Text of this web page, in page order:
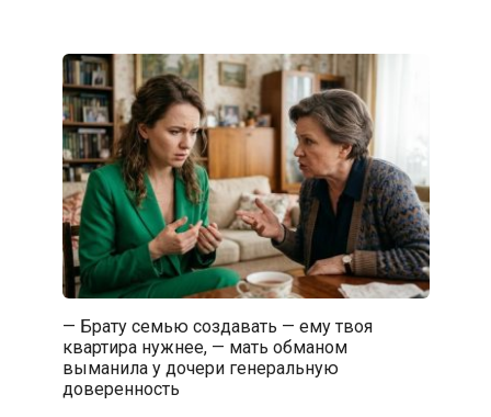
— Брату семью создавать — ему твоя
квартира нужнее, — мать обманом
выманила у дочери генеральную
доверенность